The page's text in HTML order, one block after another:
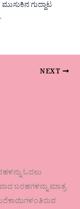
ಗುದ್ದಾಟ
NEXT
ಓದಲು
ಬರಹಗಳನ್ನು ಮಾತ್ರ